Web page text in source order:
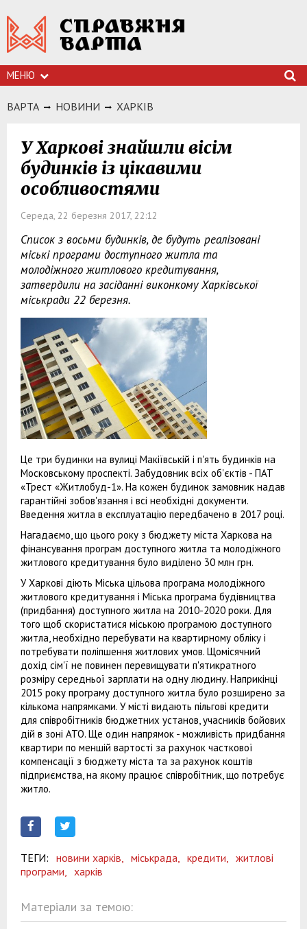
МЕНЮ
ВАРТА НОВИНИ ХАРКIВ
У Харкові знайшли вісім
будинків із цікавими
особливостями
Середа, 22 березня 2017, 22:12
Список з восьми будинків, де будуть реалізовані
міські програми доступного житла та
молодіжного житлового кредитування,
затвердили на засіданні виконкому Харківської
міськради 22 березня.
Це три будинки на вулиці Макіївській і п'ять будинків на
Московському проспекті. Забудовник всіх об'єктів - ПАТ
«Трест «Житлобуд-1». На кожен будинок замовник надав
гарантійні зобов'язання і всі необхідні документи.
Введення житла в експлуатацію передбачено в 2017 році.
Нагадаємо, що цього року з бюджету міста Харкова на
фінансування програм доступного житла та молодіжного
житлового кредитування було виділено 30 млн грн.
У Харкові діють Міська цільова програма молодіжного
житлового кредитування і Міська програма будівництва
(придбання) доступного житла на 2010-2020 роки. Для
того щоб скористатися міською програмою доступного
житла, необхідно перебувати на квартирному обліку і
потребувати поліпшення житлових умов. Щомісячний
дохід сім'ї не повинен перевищувати п'ятикратного
розміру середньої зарплати на одну людину. Наприкінці
2015 року програму доступного житла було розширено за
кількома напрямками. У місті видають пільгові кредити
для співробітників бюджетних установ, учасників бойових
дій в зоні АТО. Ще один напрямок - можливість придбання
квартири по меншій вартості за рахунок часткової
компенсації з бюджету міста та за рахунок коштів
підприємства, на якому працює співробітник, що потребує
житло.
ТЕГИ: новини харків, міськрада, кредити,
житлові
програми,
харків
Матеріали за темою: